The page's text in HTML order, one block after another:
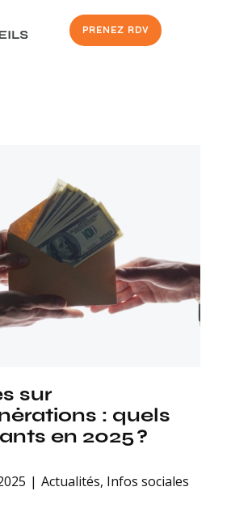
PRENEZ RDV
sur
: quels
en 2025 ?
Actualités, Infos sociales